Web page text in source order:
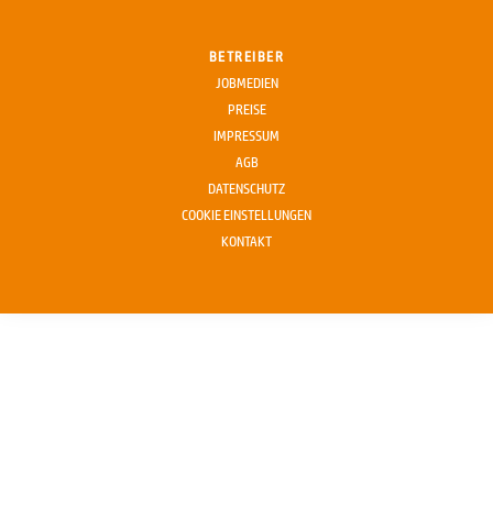
BETREIBER
JOBMEDIEN
PREISE
IMPRESSUM
AGB
DATENSCHUTZ
COOKIE EINSTELLUNGEN
KONTAKT